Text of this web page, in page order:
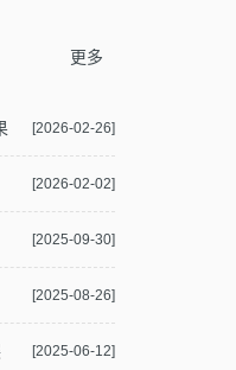
更多
[2026-02-26]
[2026-02-02]
[2025-09-30]
[2025-08-26]
[2025-06-12]